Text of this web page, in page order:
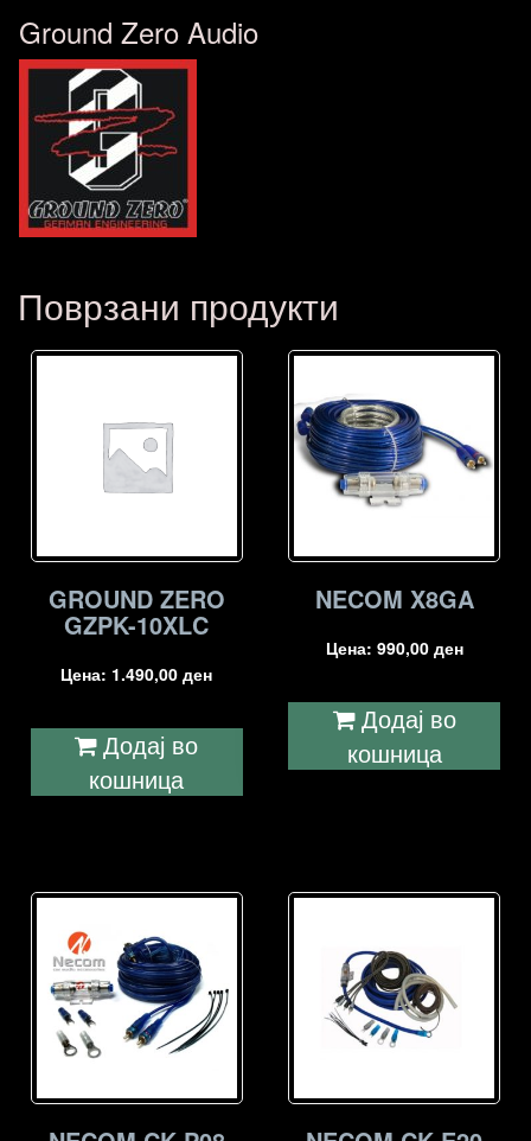
Ground Zero Audio
Поврзани продукти
GROUND ZERO
GZPK-10XLC
Цена: 1.490,00ден
Додај во
кошница
NECOM X8GA
Цена: 990,00 ден
Додај во
кошница